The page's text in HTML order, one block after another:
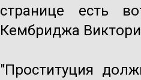
странице есть
Кембриджа
"Проституция